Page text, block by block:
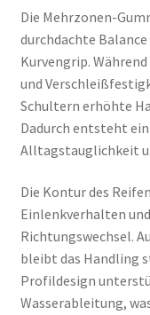
Die Mehrzonen-
durchdachte
Kurvengrip.
und
Schultern erhöhte
Dadurch entsteht
Alltagstauglichkeit
Die Kontur des
Einlenkverhalten
Richtungswechsel.
bleibt das Handling
Profildesign
Wasserableitung,